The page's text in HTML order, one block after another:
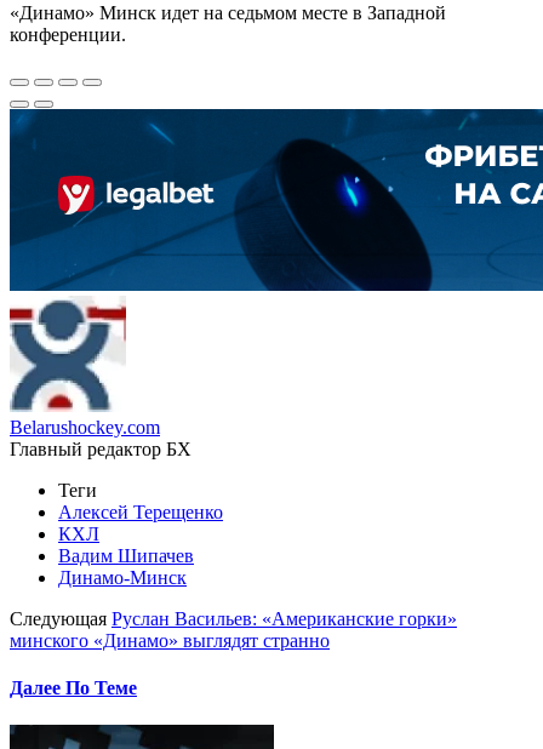
«Динамо» Минск идет на седьмом месте в Западной
конференции.
Belarushockey.com
Главный редактор БХ
Теги
Алексей Терещенко
КХЛ
Вадим Шипачев
Динамо-Минск
Следующая Руслан Васильев: «Американские горки»
минского «Динамо» выглядят странно
Далее По Теме